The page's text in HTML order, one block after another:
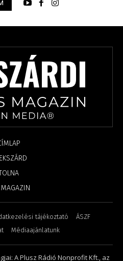
MAGAZIN
tájékoztató
ÁSZF
Médiaajánlatunk
A Plusz Rádió Nonprofit Kft., az